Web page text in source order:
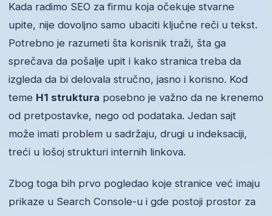
Kada radimo SEO za firmu koja očekuje stvarne
upite, nije dovoljno samo ubaciti ključne reči u tekst.
Potrebno je razumeti šta korisnik traži, šta ga
sprečava da pošalje upit i kako stranica treba da
izgleda da bi delovala stručno, jasno i korisno. Kod
teme H1 struktura posebno je važno da ne krenemo
od pretpostavke, nego od podataka. Jedan sajt
može imati problem u sadržaju, drugi u indeksaciji,
treći u lošoj strukturi internih linkova.
Zbog toga bih prvo pogledao koje stranice već imaju
prikaze u Search Console-u i gde postoji prostor za